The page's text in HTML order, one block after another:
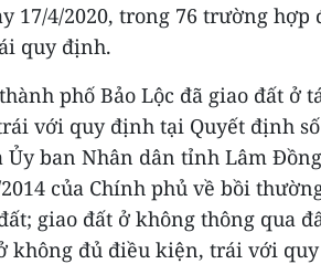
17/4/2020, trong 76 trường hợp
quy định.
phố Bảo Lộc đã giao đất ở
với quy định tại Quyết định số
Ủy ban Nhân dân tỉnh Lâm
2014 của Chính phủ về bồi
giao đất ở không thông qua
không đủ điều kiện, trái với